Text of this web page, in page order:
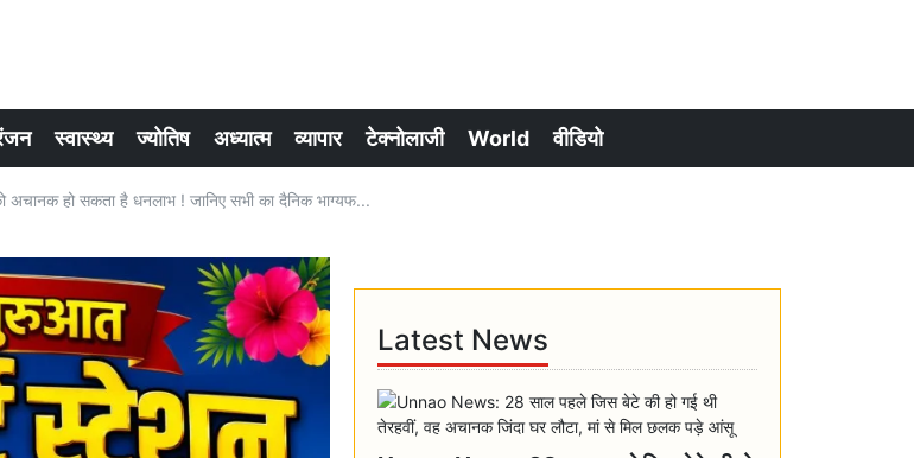
स्वास्थ्य ज्योतिष अध्यात्म व्यापार टेक्नोलाजी World वीडियो
हो सकता है धनलाभ ! जानिए सभी का दैनिक भाग्यफ...
Latest News